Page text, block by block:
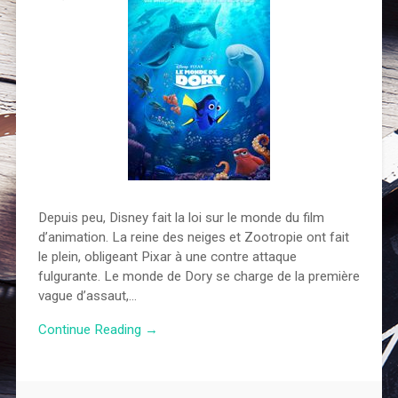
Depuis peu, Disney fait la loi sur le monde du film
d’animation. La reine des neiges et Zootropie ont fait
le plein, obligeant Pixar à une contre attaque
fulgurante. Le monde de Dory se charge de la première
vague d’assaut,…
Continue Reading →